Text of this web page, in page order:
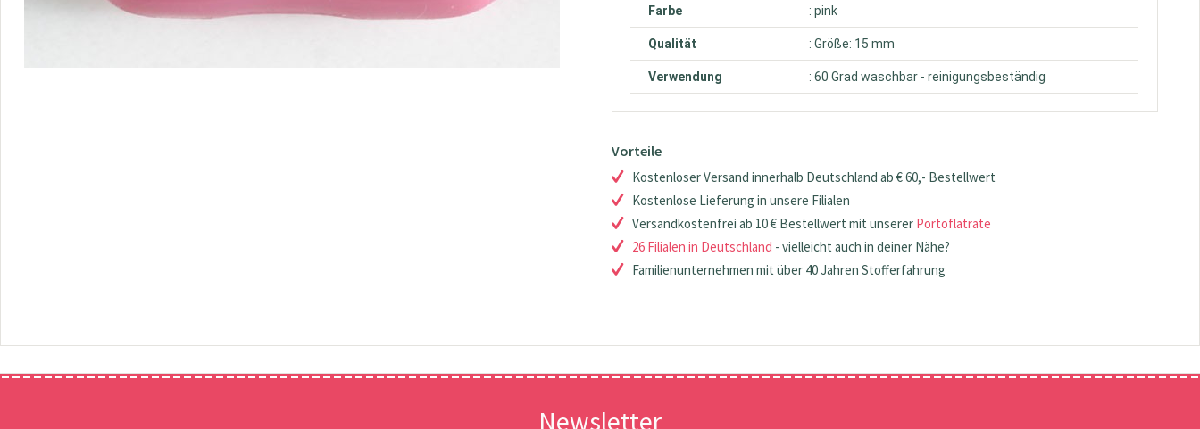
Farbe : pink
Qualität : Größe: 15 mm
Verwendung : 60 Grad waschbar - reinigungsbeständig
Vorteile
Kostenloser Versand innerhalb Deutschland ab € 60,- Bestellwert
Kostenlose Lieferung in unsere Filialen
Versandkostenfrei ab 10 € Bestellwert mit unserer Portoflatrate
26 Filialen in Deutschland - vielleicht auch in deiner Nähe?
Familienunternehmen mit über 40 Jahren Stofferfahrung
Newsletter